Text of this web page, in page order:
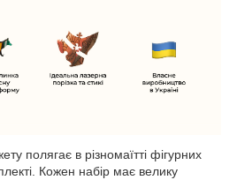
полягає в різномаїтті фігурних
Кожен набір має велику